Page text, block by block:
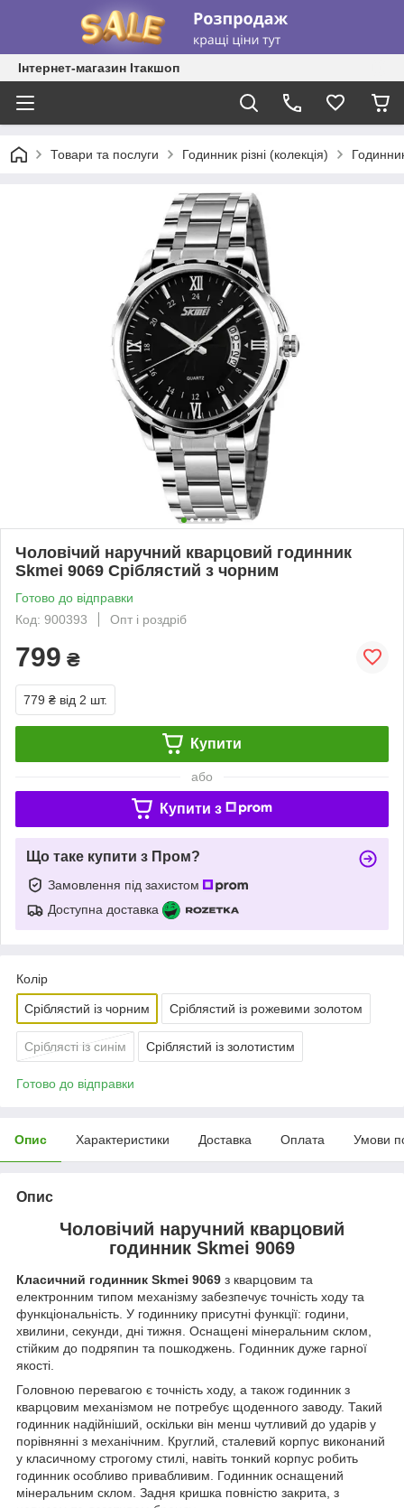
Інтернет-магазин Ітакшоп
Товари та послуги Годинник різні (колекція)
Чоловічий наручний кварцовий годинник
Skmei 9069 Сріблястий з чорним
Готово до відправки
Код: 900393
Опт і роздріб
799 ₴
779 ₴ від 2 шт.
Купити
або
Купити з
Що таке купити з Пром?
Замовлення під захистом
Доступна доставка
Колір
Сріблястий із чорним Сріблястий із рожевими золотом
Сріблясті із синім Сріблястий із золотистим
Готово до відправки
Опис Характеристики Доставка Оплата Умови
Опис
Чоловічий наручний кварцовий
годинник Skmei 9069
Класичний годинник Skmei 9069 з кварцовим та
електронним типом механізму забезпечує точність ходу та
функціональність. У годиннику присутні функції: години,
хвилини, секунди, дні тижня. Оснащені мінеральним склом,
стійким до подряпин та пошкоджень. Годинник дуже гарної
якості.
Головною перевагою є точність ходу, а також годинник з
кварцовим механізмом не потребує щоденного заводу. Такий
годинник надійніший, оскільки він менш чутливий до ударів у
порівнянні з механічним. Круглий, сталевий корпус виконаний
у класичному строгому стилі, навіть тонкий корпус робить
годинник особливо привабливим. Годинник оснащений
мінеральним склом. Задня кришка повністю закрита, з